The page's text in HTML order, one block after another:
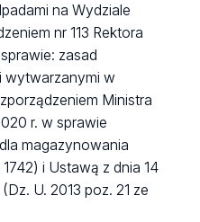
na Wydziale
nr 113 Rektora
zasad
wytwarzanymi w
Ministra
r. w sprawie
magazynowania
i Ustawą z dnia 14
U. 2013 poz. 21 ze